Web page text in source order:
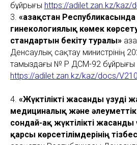
бұйрығы https://adilet.zan.kz/kaz/
3. «Қазақстан
гинекологиялық көмек
стандартын бекіту туралы»
Денсаулық сақтау министрінің
тамыздағы № ҚР ДСМ-92 бұйрығы
https://adilet.zan.kz/kaz/docs/
4. «Жүктілікті жасанды үзуді
медициналық және әлеуметтік
сондай-ақ жүктілікті жасанды
қарсы көрсетілімдерінің